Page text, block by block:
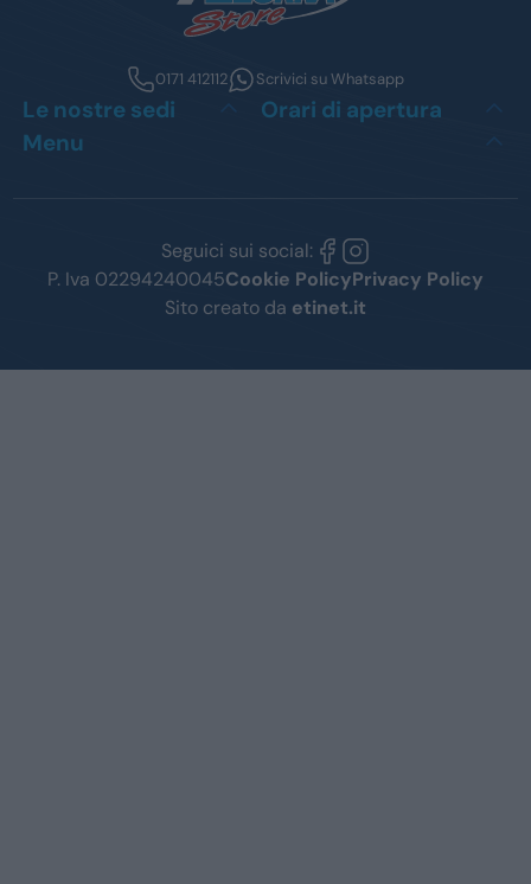
0171 412112 Scrivici su Whatsapp
Le nostre sedi
Orari di apertura
Menu
Seguici sui social:
P. Iva 02294240045Cookie PolicyPrivacy Policy
Sito creato da etinet.it